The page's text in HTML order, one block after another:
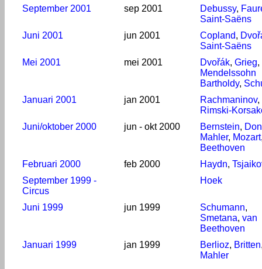
September 2001
sep 2001 Debussy,
Saint-Saëns
Juni 2001
jun 2001 Copland,
Saint-Saëns
Mei 2001
mei 2001 Dvořák, Grieg,
Mendelssohn
Bartholdy,
Januari 2001
jan 2001 Rachmaninov,
Rimski-
Juni/oktober 2000
jun - okt 2000 Bernstein,
Mahler, Mozart
Beethoven
Februari 2000
feb 2000 Haydn,
September 1999 -
Circus
Hoek
Juni 1999 jun 1999 Schumann,
Smetana, van
Beethoven
Januari 1999
jan 1999 Berlioz, Britten
Mahler